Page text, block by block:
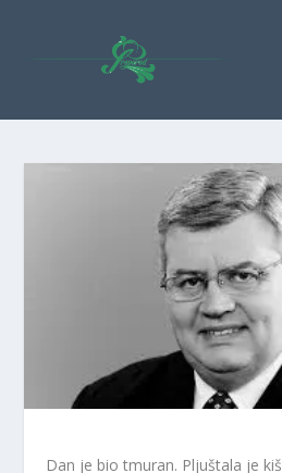
Dan je bio tmuran. Pljuštala je